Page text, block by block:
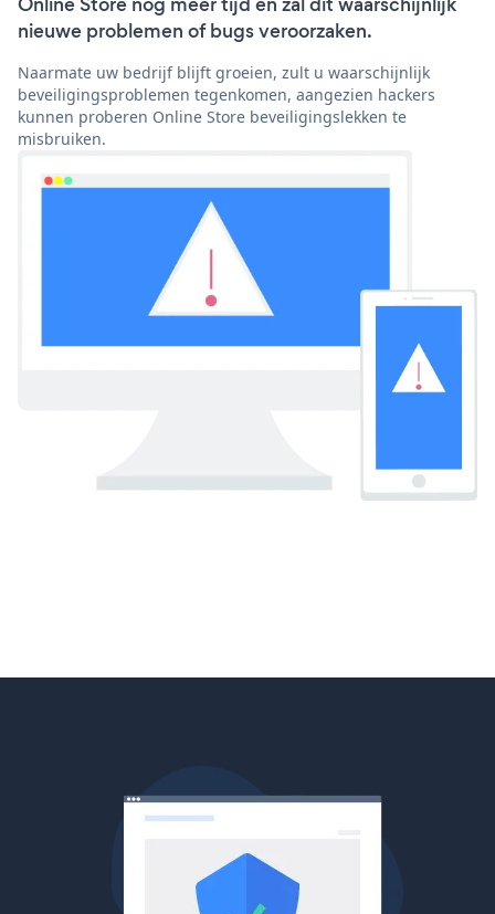
nieuwe problemen of bugs veroorzaken.
Naarmate uw bedrijf blijft groeien, zult u waarschijnlijk
beveiligingsproblemen tegenkomen, aangezien hackers
kunnen proberen Online Store beveiligingslekken te
misbruiken.